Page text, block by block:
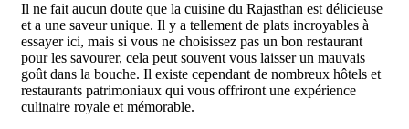
Il ne fait aucun doute que la cuisine du Rajasthan est délicieuse
et a une saveur unique. Il y a tellement de plats incroyables à
essayer ici, mais si vous ne choisissez pas un bon restaurant
pour les savourer, cela peut souvent vous laisser un mauvais
goût dans la bouche. Il existe cependant de nombreux hôtels et
restaurants patrimoniaux qui vous offriront une expérience
culinaire royale et mémorable.